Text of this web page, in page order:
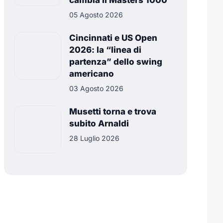
05 Agosto 2026
Cincinnati e US Open
2026: la “linea di
partenza” dello swing
americano
03 Agosto 2026
Musetti torna e trova
subito Arnaldi
28 Luglio 2026